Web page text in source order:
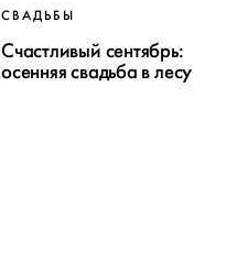
СВАДЬБЫ
Счастливый сентябрь:
осенняя свадьба в лесу